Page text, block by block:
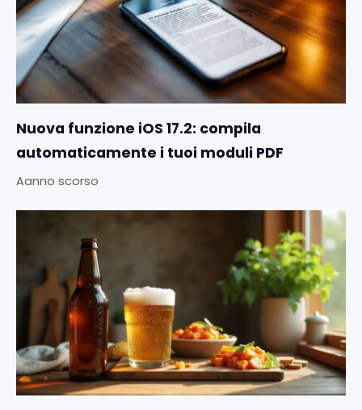
Nuova funzione iOS 17.2: compila
automaticamente i tuoi moduli PDF
Aanno scorso